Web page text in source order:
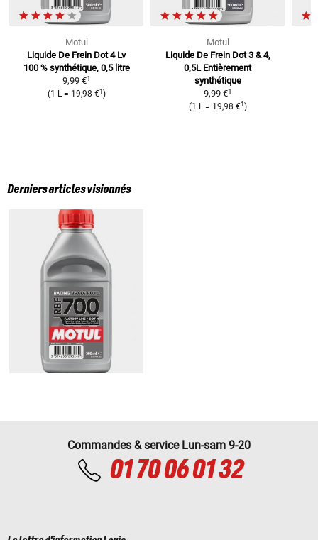
Motul
Liquide De Frein Dot 4 Lv
100 % synthétique, 0,5 litre
9,99 €1
(1 L= 19,98 €1 )
Motul
Liquide De Frein Dot 3 & 4,
0,5L Entièrement
synthétique
9,99 €1
(1 L= 19,98 €1 )
Derniers articles visionnés
Commandes & service Lun-sam 9-20
01 70 06 01 32